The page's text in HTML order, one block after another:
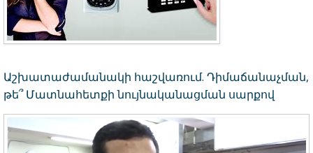
Աշխատաժամանակի հաշվառում. Դիմաճանաչման,
թե՞ Մատնահետքի նույնականացման սարքով